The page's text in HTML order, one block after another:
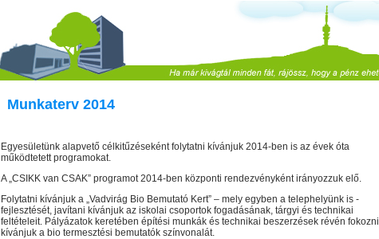
Munkaterv 2014
Egyesületünk alapvető célkitűzéseként folytatni kívánjuk 2014-ben is az évek óta
működtetett programokat.
A „CSIKK van CSAK” programot 2014-ben központi rendezvényként irányozzuk elő.
Folytatni kívánjuk a „Vadvirág Bio Bemutató Kert” – mely egyben a telephelyünk is -
fejlesztését, javítani kívánjuk az iskolai csoportok fogadásának, tárgyi és technikai
feltételeit. Pályázatok keretében építési munkák és technikai beszerzések révén fokozni
kívánjuk a bio termesztési bemutatók színvonalát.